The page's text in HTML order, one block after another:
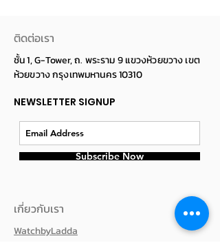
ติดต่อเรา
ชั้น 1, G-Tower, ถ. พระราม 9 แขวงห้วยขวาง เขต
ห้วยขวาง กรุงเทพมหานคร 10310
NEWSLETTER SIGNUP
Subscribe Now
เกี่ยวกับเรา
WatchbyLadda